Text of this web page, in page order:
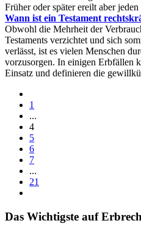
Früher oder später ereilt aber
Wann ist ein Testament
Obwohl die Mehrheit der
Testaments verzichtet und sich
verlässt, ist es vielen Menschen
vorzusorgen. In einigen Erbfällen
Einsatz und definieren die
1
...
4
5
6
7
...
21
Das Wichtigste auf